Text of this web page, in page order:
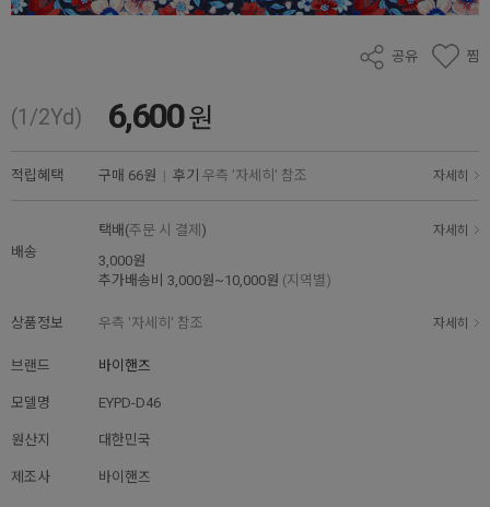
공유 찜
(1/2Yd) 6,600원
적립혜택 구매 66원 | 후기 우측 '자세히' 참조 자세히
배송
택배(주문 시 결제 ) 자세히
3,000원
추가배송비 3,000원~10,000원 (지역별)
상품정보 우측 '자세히' 참조 자세히
브랜드 바이핸즈
모델명 EYPD-D46
원산지 대한민국
제조사 바이핸즈